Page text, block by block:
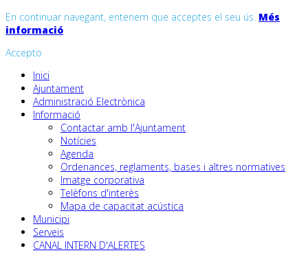
En continuar navegant, entenem que acceptes el seu ús. Més
informació
Accepto
Inici
Ajuntament
Administració Electrònica
Informació
Contactar amb l'Ajuntament
Notícies
Agenda
Ordenances, reglaments, bases i altres normatives
Imatge corporativa
Telèfons d'interès
Mapa de capacitat acústica
Municipi
Serveis
CANAL INTERN D'ALERTES